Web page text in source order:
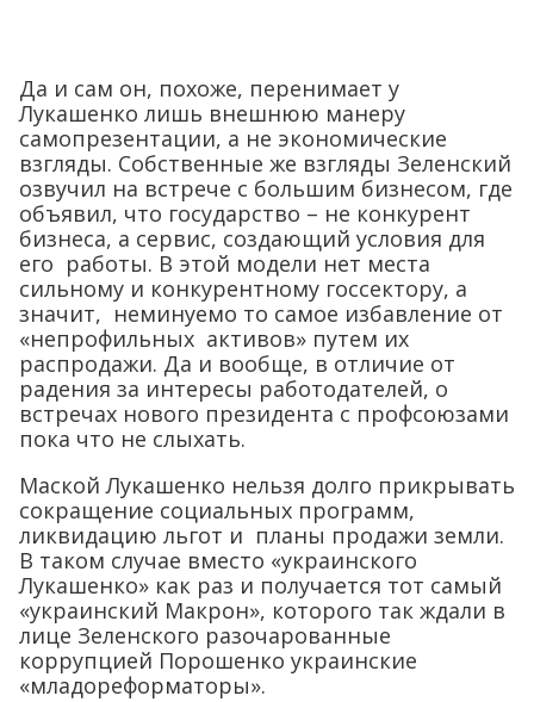
Да и сам он, похоже, перенимает у
Лукашенко лишь внешнюю манеру
самопрезентации, а не экономические
взгляды. Собственные же взгляды Зеленский
озвучил на встрече с большим бизнесом, где
объявил, что государство – не конкурент
бизнеса, а сервис, создающий условия для
его работы. В этой модели нет места
сильному и конкурентному госсектору, а
значит, неминуемо то самое избавление от
«непрофильных активов» путем их
распродажи. Да и вообще, в отличие от
радения за интересы работодателей, о
встречах нового президента с профсоюзами
пока что не слыхать.
Маской Лукашенко нельзя долго прикрывать
сокращение социальных программ,
ликвидацию льгот и планы продажи земли.
В таком случае вместо «украинского
Лукашенко» как раз и получается тот самый
«украинский Макрон», которого так ждали в
лице Зеленского разочарованные
коррупцией Порошенко украинские
«младореформаторы».